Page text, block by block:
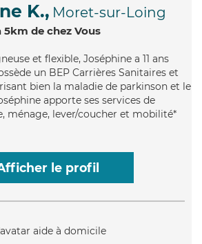
K., Moret-sur-Loing
5km de chez Vous
et flexible, Joséphine a 11 ans
un BEP Carrières Sanitaires et
bien la maladie de parkinson et le
apporte ses services de
ménage, lever/coucher et mobilité*
le profil